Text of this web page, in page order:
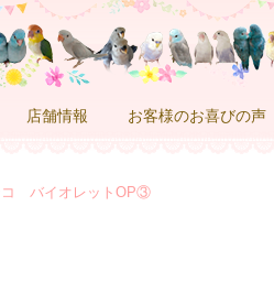
店舗情報 お客様のお喜びの声
コ バイオレットOP③